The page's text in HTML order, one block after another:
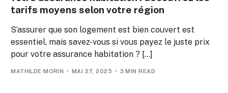
tarifs moyens selon votre région
S’assurer que son logement est bien couvert est
essentiel, mais savez-vous si vous payez le juste prix
pour votre assurance habitation ? […]
MATHILDE MORIN MAI 27, 2025 3 MIN READ